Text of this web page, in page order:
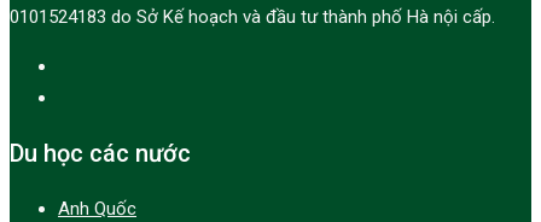
0101524183 do Sở Kế hoạch và đầu tư thành phố Hà nội cấp.
Du học các nước
Anh Quốc